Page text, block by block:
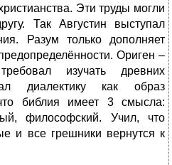
Эти труды могли
Так Августин выступал
Разум только дополняет
Ориген –
изучать древних
диалектику как образ
библия имеет 3 смысла:
философский. Учил, что
и все грешники вернутся к